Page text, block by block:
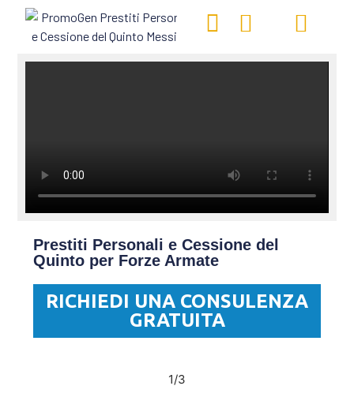
Prestiti Personali e Cessione del
Quinto per Forze Armate
RICHIEDI UNA CONSULENZA
GRATUITA
1/3